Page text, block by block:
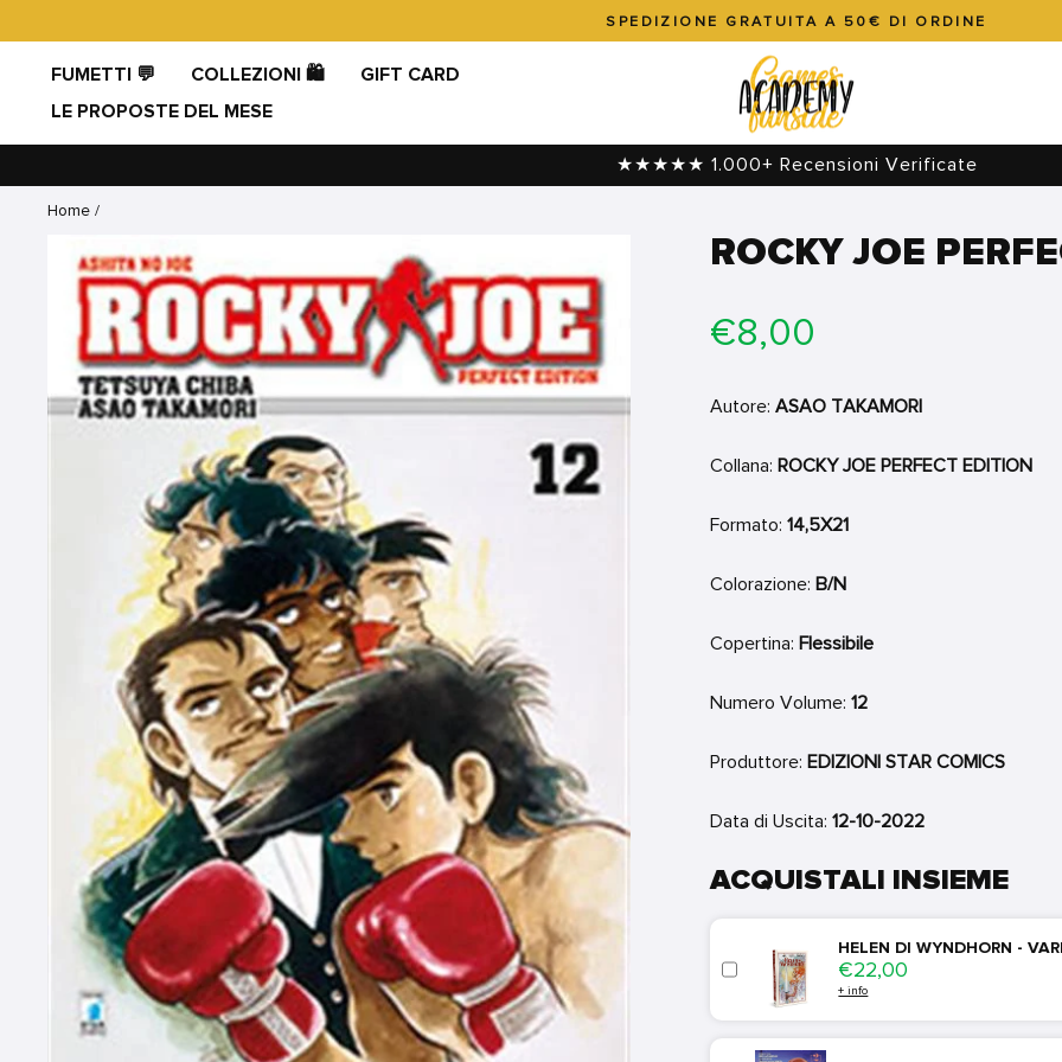
direttamente
contenuti
in
pausa
SPEDIZIONE GRATUITA A 50€ DI ORDINE
FUMETTI 💬 COLLEZIONI 🛍️
GIFT CARD
LE PROPOSTE DEL MESE
★★★★★ 1.000+ Recensioni Verificate
Home /
ROCKY JOE
Prezzo
di
€8,00
Autore:ASAO TAKAMORI
Collana: ROCKY JOE PERFECT EDITION
Formato:14,5X21
Colorazione: B/N
Copertina: Flessibile
Numero Volume:12
Produttore: EDIZIONI STAR COMICS
Data di Uscita:12-10-2022
ACQUISTALI INSIEME
HELEN DI WYNDHORN -
Price
€22,00
+ info